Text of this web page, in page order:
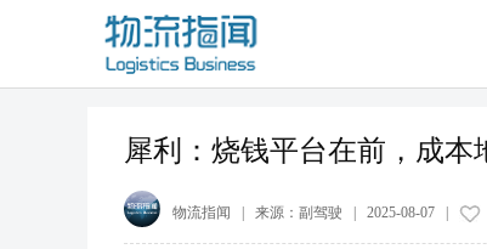
犀利：烧钱平台在前，成
物流指闻 | 来源： 副驾驶 2025-08-07